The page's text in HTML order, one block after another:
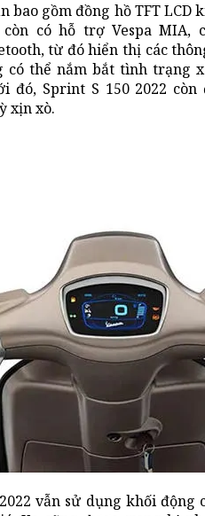
bao gồm đồng hồ TFT
có hỗ trợ Vespa MIA,
từ đó hiển thị các
có thể nắm bắt tình trạng
đó, Sprint S 150 2022
xịn xò.
vẫn sử dụng khối